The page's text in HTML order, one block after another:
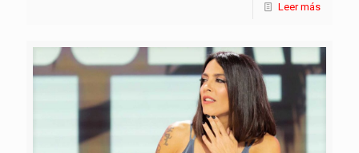
Leer más